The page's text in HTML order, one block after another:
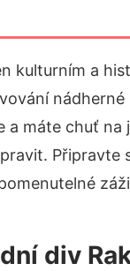
kulturním a
a máte chuť
Připravte
div